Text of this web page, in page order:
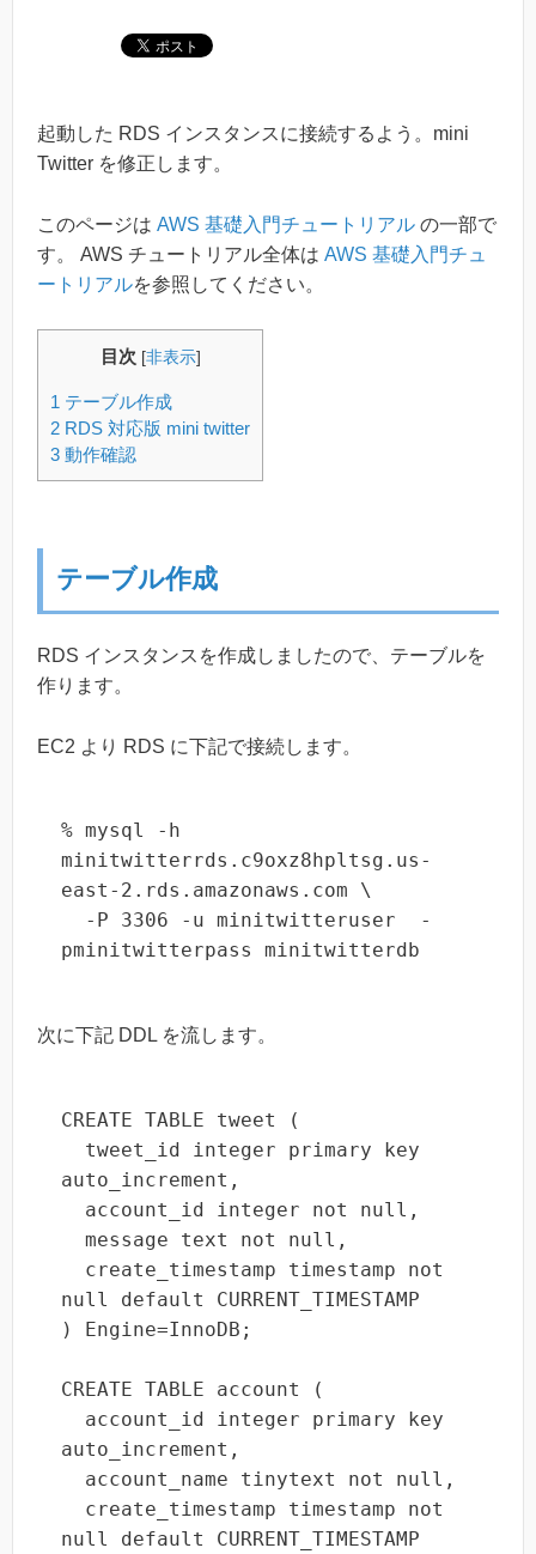
起動した RDS インスタンスに接続するよう。mini
Twitter を修正します。
このページは AWS 基礎入門チュートリアル の一部で
す。 AWS チュートリアル全体は AWS 基礎入門チュ
ートリアルを参照してください。
目次 [非表示]
1 テーブル作成
2 RDS 対応版 mini twitter
3 動作確認
テーブル作成
RDS インスタンスを作成しましたので、テーブルを
作ります。
EC2 より RDS に下記で接続します。
% mysql -h
minitwitterrds.c9oxz8hpltsg.us-
east-2.rds.amazonaws.com \
pminitwitterpass minitwitterdb
次に下記 DDL を流します。
CREATE TABLE tweet (
auto_increment,
null default CURRENT_TIMESTAMP
) Engine=InnoDB;
CREATE TABLE account (
auto_increment,
null default CURRENT_TIMESTAMP